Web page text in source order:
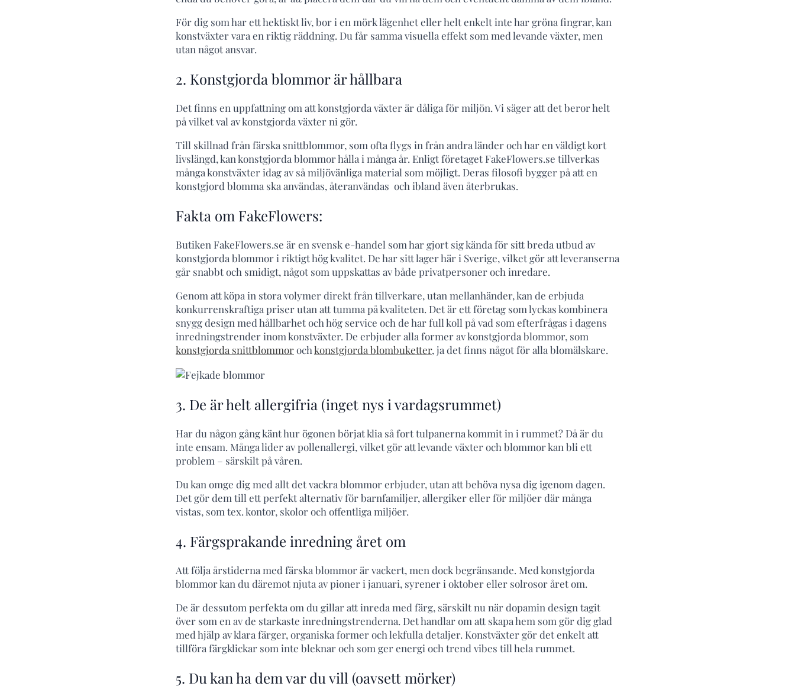
För dig som har ett hektiskt liv, bor i en mörk lägenhet eller helt enkelt inte har gröna fingrar, kan
konstväxter vara en riktig räddning. Du får samma visuella effekt som med levande växter, men
utan något ansvar.
2. Konstgjorda blommor är hållbara
Det finns en uppfattning om att konstgjorda växter är dåliga för miljön. Vi säger att det beror helt
på vilket val av konstgjorda växter ni gör.
Till skillnad från färska snittblommor, som ofta flygs in från andra länder och har en väldigt kort
livslängd, kan konstgjorda blommor hålla i många år. Enligt företaget FakeFlowers.se tillverkas
många konstväxter idag av så miljövänliga material som möjligt. Deras filosofi bygger på att en
konstgjord blomma ska användas, återanvändas och ibland även återbrukas.
Fakta om FakeFlowers:
Butiken FakeFlowers.se är en svensk e-handel som har gjort sig kända för sitt breda utbud av
konstgjorda blommor i riktigt hög kvalitet. De har sitt lager här i Sverige, vilket gör att leveranserna
går snabbt och smidigt, något som uppskattas av både privatpersoner och inredare.
Genom att köpa in stora volymer direkt från tillverkare, utan mellanhänder, kan de erbjuda
konkurrenskraftiga priser utan att tumma på kvaliteten. Det är ett företag som lyckas kombinera
snygg design med hållbarhet och hög service och de har full koll på vad som efterfrågas i dagens
inredningstrender inom konstväxter. De erbjuder alla former av konstgjorda blommor, som
konstgjorda snittblommorochkonstgjorda blombuketter, ja det finns något för alla blomälskare.
3. De är helt allergifria (inget nys i vardagsrummet)
Har du någon gång känt hur ögonen börjat klia så fort tulpanerna kommit in i rummet? Då är du
inte ensam. Många lider av pollenallergi, vilket gör att levande växter och blommor kan bli ett
problem – särskilt på våren.
Du kan omge dig med allt det vackra blommor erbjuder, utan att behöva nysa dig igenom dagen.
Det gör dem till ett perfekt alternativ för barnfamiljer, allergiker eller för miljöer där många
vistas, som tex. kontor, skolor och offentliga miljöer.
4. Färgsprakande inredning året om
Att följa årstiderna med färska blommor är vackert, men dock begränsande. Med konstgjorda
blommor kan du däremot njuta av pioner i januari, syrener i oktober eller solrosor året om.
De är dessutom perfekta om du gillar att inreda med färg, särskilt nu när dopamin design tagit
över som en av de starkaste inredningstrenderna. Det handlar om att skapa hem som gör dig glad
med hjälp av klara färger, organiska former och lekfulla detaljer. Konstväxter gör det enkelt att
tillföra färgklickar som inte bleknar och som ger energi och trend vibes till hela rummet.
5. Du kan ha dem var du vill (oavsett mörker)